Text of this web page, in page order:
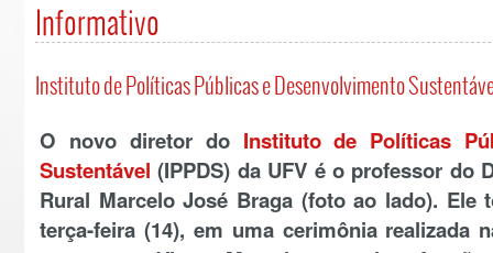
Informativo
Instituto de Políticas Públicas e Desenvolvimento
O novo diretor do Instituto de Políticas
Sustentável (IPPDS) da UFV é o professor do
Rural Marcelo José Braga (foto ao lado). Ele
terça-feira (14), em uma cerimônia realizada